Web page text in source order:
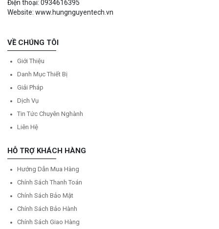
Điện thoại: 0934616395
Website: www.hungnguyentech.vn
VỀ CHÚNG TÔI
Giới Thiệu
Danh Mục Thiết Bị
Giải Pháp
Dịch Vụ
Tin Tức Chuyên Nghành
Liên Hệ
HỖ TRỢ KHÁCH HÀNG
Hướng Dẫn Mua Hàng
Chính Sách Thanh Toán
Chính Sách Bảo Mật
Chính Sách Bảo Hành
Chính Sách Giao Hàng